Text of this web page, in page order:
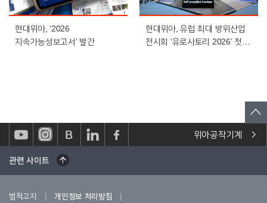
현대위아, ‘2026
지속가능성보고서’ 발간
현대위아, 유럽 최대 방위산업
전시회 ‘유로사토리 2026’ 첫
위아공작기계
관련 사이트
법적고지 | 개인정보 처리방침 |